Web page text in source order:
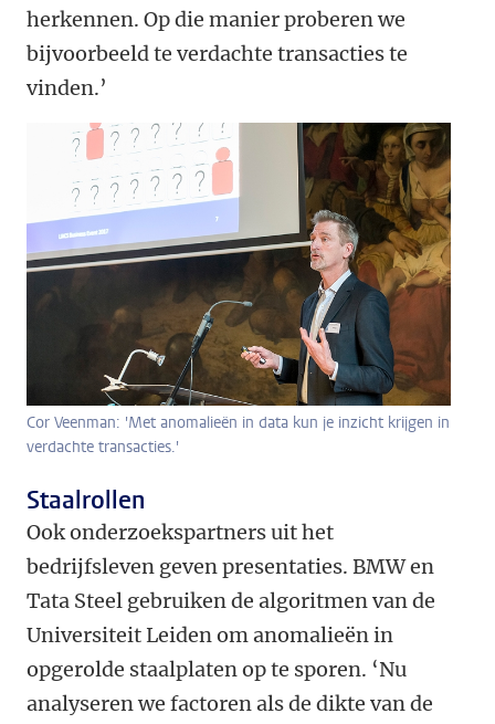
herkennen. Op die manier proberen we
bijvoorbeeld te verdachte transacties te
vinden.’
Cor Veenman: 'Met anomalieën in data kun je inzicht krijgen in
verdachte transacties.'
Staalrollen
Ook onderzoekspartners uit het
bedrijfsleven geven presentaties. BMW en
Tata Steel gebruiken de algoritmen van de
Universiteit Leiden om anomalieën in
opgerolde staalplaten op te sporen. ‘Nu
analyseren we factoren als de dikte van de